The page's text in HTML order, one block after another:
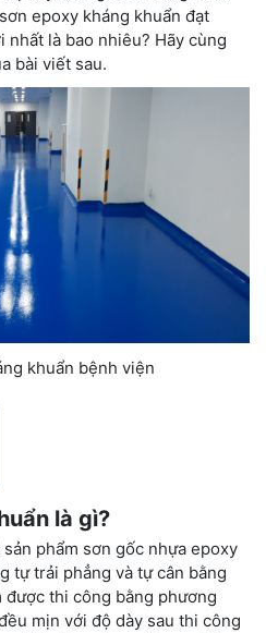
epoxy kháng khuẩn đạt
nhất là bao nhiêu? Hãy cùng
bài viết sau.
khuẩn bệnh viện
là gì?
sản phẩm sơn gốc nhựa epoxy
tự trải phẳng và tự cân bằng
được thi công bằng phương
mịn với độ dày sau thi công